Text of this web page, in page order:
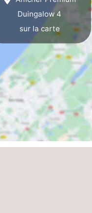
Duingalow 4
sur la carte